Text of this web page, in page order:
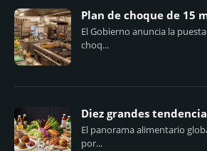
Plan de choque de 15
El Gobierno anuncia la
choq...
Diez grandes
El panorama alimentario
por...